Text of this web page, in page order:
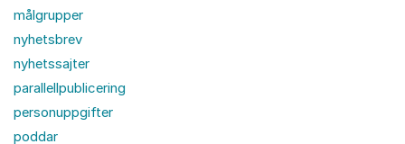
målgrupper
nyhetsbrev
nyhetssajter
parallellpublicering
personuppgifter
poddar